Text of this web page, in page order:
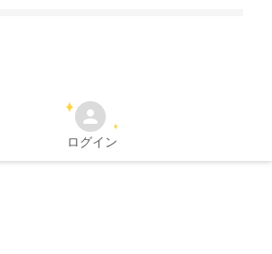
ログイン